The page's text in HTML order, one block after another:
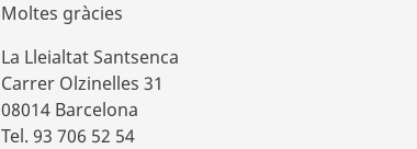
Moltes gràcies
La Lleialtat Santsenca
Carrer Olzinelles 31
08014 Barcelona
Tel. 93 706 52 54